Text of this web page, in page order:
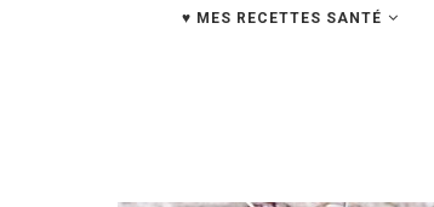
♥ MES RECETTES SANTÉ